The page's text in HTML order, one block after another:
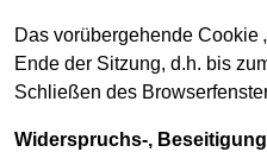
Das vorübergehende Cookie
Ende der Sitzung, d.h. bis
Schließen des
Widerspruchs-, Beseitigungs- und